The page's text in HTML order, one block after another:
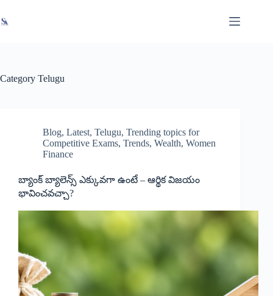
to
content
Category Telugu
Blog, Latest, Telugu, Trending topics for
Competitive Exams, Trends, Wealth, Women
Finance
బ్యాంక్ బ్యాలెన్స్ ఎక్కువగా ఉంటే – ఆర్థిక విజయం
భావించవచ్చా?